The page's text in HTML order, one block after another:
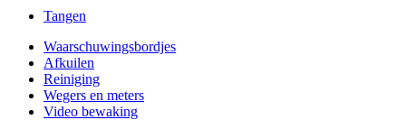
Tangen
Waarschuwingsbordjes
Afkuilen
Reiniging
Wegers en meters
Video bewaking